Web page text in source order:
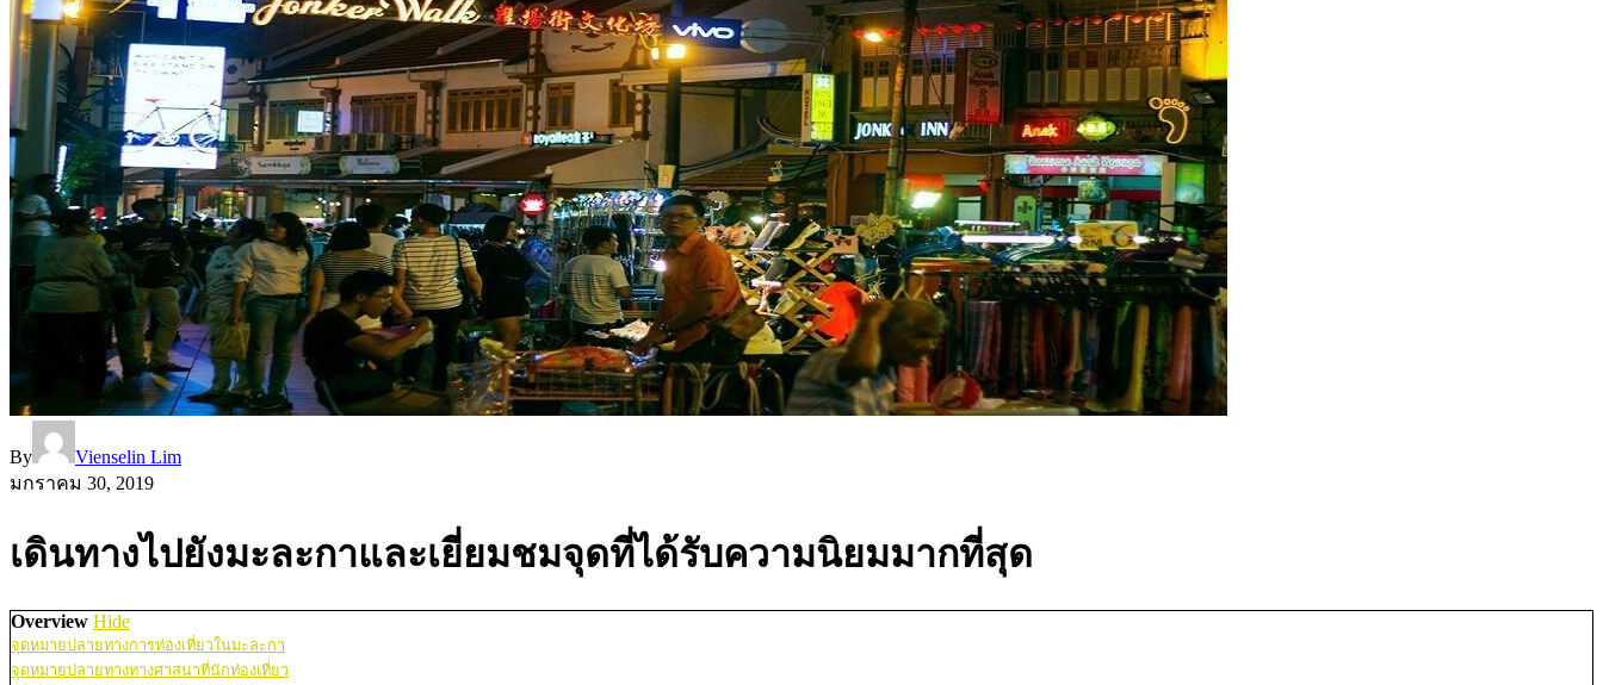
By
Vienselin Lim
มกราคม 30, 2019
เดินทางไปยังมะละกาและเยี่ยมชมจุดที่ได้รับความนิยมมากที่สุด
Overview Hide
จุดหมายปลายทางการท่องเที่ยวในมะละกา
จุดหมายปลายทางทางศาสนาที่นักท่องเที่ยว